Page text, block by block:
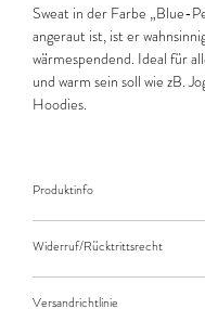
Sweat in der Farbe „Blue-
angeraut ist, ist er
wärmespendend. Ideal für
und warm sein soll wie zB.
Hoodies.
Produktinfo
10cm (0,1m) Länge des
Bei einer Bestellung von
daher bitte Anzahl 5 eingeben.
Widerruf/Rücktrittsrecht
Versandrichtlinie